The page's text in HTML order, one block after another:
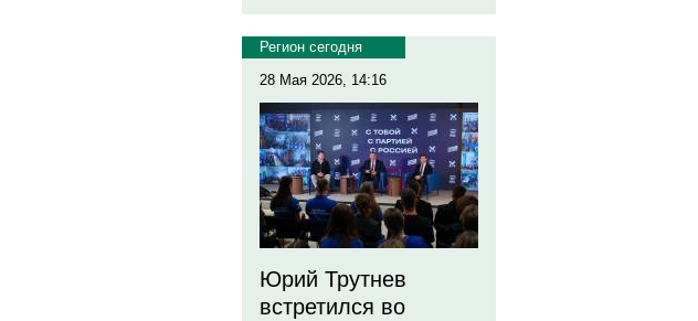
Регион сегодня
28 Мая 2026, 14:16
Юрий Трутнев
встретился во